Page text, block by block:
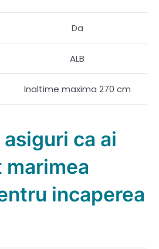
Da
ALB
Inaltime maxima 270 cm
ca ai
marimea
incaperea